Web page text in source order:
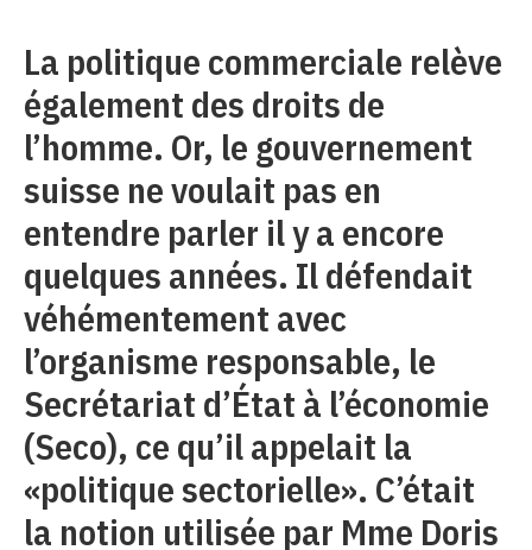
La politique commerciale relève
également des droits de
l’homme. Or, le gouvernement
suisse ne voulait pas en
entendre parler il y a encore
quelques années. Il défendait
véhémentement avec
l’organisme responsable, le
Secrétariat d’État à l’économie
(Seco), ce qu’il appelait la
«politique sectorielle». C’était
la notion utilisée par Mme Doris